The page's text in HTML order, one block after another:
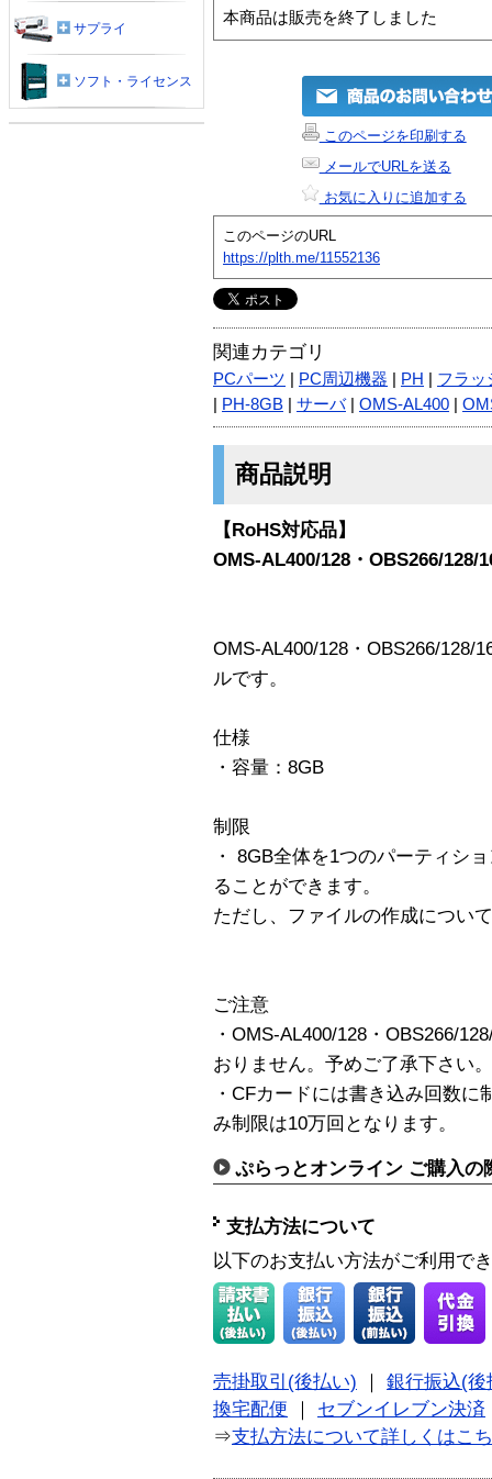
本商品は販売を終了しました
このページを印刷する
メールでURLを送る
お気に入りに追加する
このページのURL
https://plth.me/11552136
関連カテゴリ
PCパーツ PC周辺機器 PH
フラッ
PH-8GB サーバ| OMS-AL400
商品説明
【RoHS対応品】
OMS-AL400/128・OBS266/128/
OMS-AL400/128・OBS266/128/
ルです。
仕様
・容量：8GB
制限
・ 8GB全体を1つのパーティシ
ることができます。
ただし、ファイルの作成につい
ご注意
・OMS-AL400/128・OBS266/
おりません。予めご了承下さい。
・CFカードには書き込み回数
み制限は10万回となります。
ぷらっとオンライン ご購入の
支払方法について
以下のお支払い方法がご利用で
売掛取引(後払い)
銀行振込(後
換宅配便
セブンイレブン決済
⇒支払方法について詳しくはこ
サプライ
ソフト・ライセンス